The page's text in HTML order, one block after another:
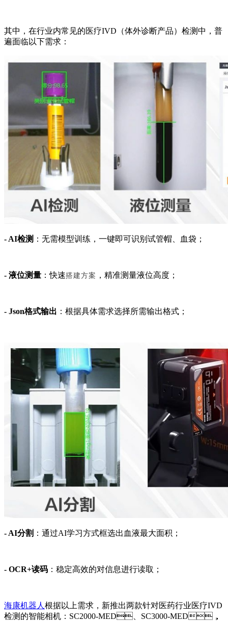
其中，在行业内常见的医疗IVD（体外诊断产品）检测中，普
遍面临以下需求：
- AI检测 ：无需模型训练，一键即可识别试管帽、血袋；
- 液位测量 ：快速搭建方案 ，精准测量液位高度；
- Json格式输出 ：根据具体需求选择所需输出格式；
- AI分割 ：通过AI学习方式框选出血液最大面积；
- OCR+读码 ：稳定高效的对信息进行读取；
海康机器人 根据以上需求，新推出两款针对医药行业医疗IVD
检测的智能相机：SC2000-MED、SC3000-MED，